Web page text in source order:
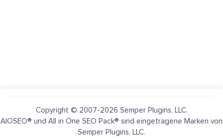
Copyright © 2007-2026 Semper Plugins, LLC.
AIOSEO® und All in One SEO Pack® sind eingetragene Marken von
Semper Plugins, LLC.